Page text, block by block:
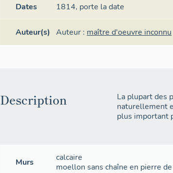
Dates 1814, porte la date
Auteur(s) Auteur : maître d'oeuvre inconnu
Description
La plupart des
naturellement
plus important
Murs
calcaire
moellon sans chaîne en pierre